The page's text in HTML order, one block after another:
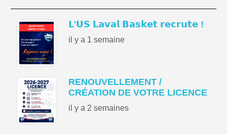
𝗟'𝗨𝗦 𝗟𝗮𝘃𝗮𝗹 𝗕𝗮𝘀𝗸𝗲𝘁 𝗿𝗲𝗰𝗿𝘂𝘁𝗲 !
il y a 1 semaine
RENOUVELLEMENT /
CRÉATION DE VOTRE LICENCE
il y a 2 semaines